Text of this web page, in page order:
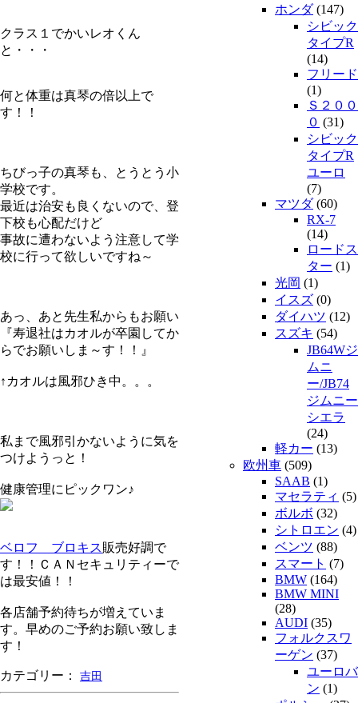
クラス１でかいレオくん
と・・・
何と体重は真琴の倍以上で
す！！
ちびっ子の真琴も、とうとう小
学校です。
最近は治安も良くないので、登
下校も心配だけど
事故に遭わないよう注意して学
校に行って欲しいですね～
あっ、あと先生私からもお願い
『寿退社はカオルが卒園してか
らでお願いしま～す！！』
↑カオルは風邪ひき中。。。
私まで風邪引かないように気を
つけようっと！
健康管理にピックワン♪
ベロフ ブロキス販売好調で
す！！ＣＡＮセキュリティーで
は最安値！！
各店舗予約待ちが増えていま
す。早めのご予約お願い致しま
す！
カテゴリー： 吉田
ホンダ(147)
シビック
タイプR
(14)
フリード
(1)
Ｓ２００
０ (31)
シビック
タイプR
ユーロ
(7)
マツダ(60)
RX-7
(14)
ロードス
ター (1)
光岡 (1)
イスズ (0)
ダイハツ (12)
スズキ (54)
JB64Wジ
ムニ
ー/JB74
ジムニー
シエラ
(24)
軽カー (13)
欧州車 (509)
SAAB (1)
マセラティ (5)
ボルボ (32)
シトロエン (4)
ベンツ (88)
スマート (7)
BMW (164)
BMW MINI
(28)
AUDI (35)
フォルクスワ
ーゲン (37)
ユーロバ
ン (1)